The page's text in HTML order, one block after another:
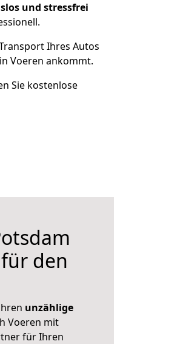
und stressfrei
Ihres Autos
Voeren ankommt.
Sie kostenlose
den
unzählige
Voeren mit
für Ihren